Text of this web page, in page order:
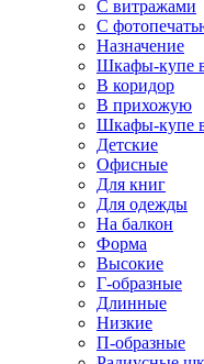
С витражами
С
Назначение
Шкафы-купе
В коридор
В прихожую
Шкафы-купе
Детские
Офисные
Для книг
Для одежды
На балкон
Форма
Высокие
Г-образные
Длинные
Низкие
П-образные